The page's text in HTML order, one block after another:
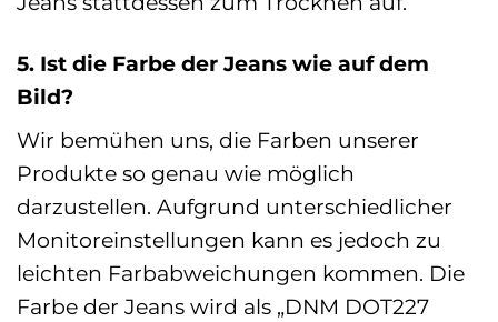
5. Ist die Farbe der Jeans wie auf dem
Bild?
Wir bemühen uns, die Farben unserer
Produkte so genau wie möglich
darzustellen. Aufgrund unterschiedlicher
Monitoreinstellungen kann es jedoch zu
leichten Farbabweichungen kommen. Die
Farbe der Jeans wird als „DNM DOT227